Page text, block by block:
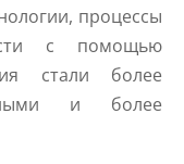
процессы
с помощью
стали более
и более